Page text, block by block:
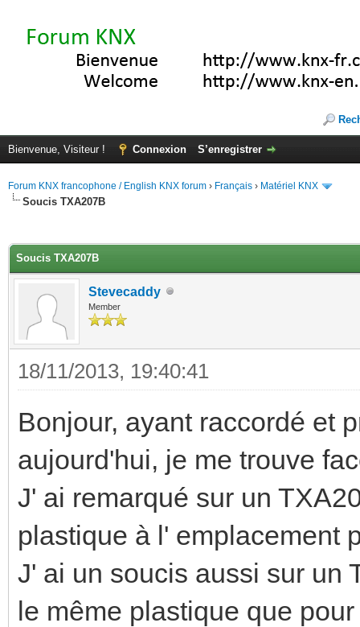
Bienvenue, Visiteur ! Connexion S’enregistrer
Forum KNX francophone / English KNX forum › Français › Matériel KNX
Soucis TXA207B
Soucis TXA207B
Stevecaddy
Member
18/11/2013, 19:40:41
Bonjour, ayant raccordé et
aujourd'hui, je me trouve
J' ai remarqué sur un
plastique à l' emplacement
J' ai un soucis aussi sur un
le même plastique que